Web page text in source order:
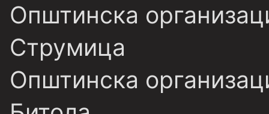
Општинска
Струмица
Општинска